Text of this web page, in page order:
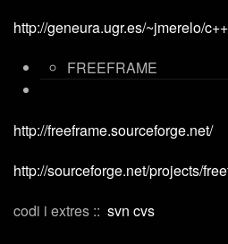
http://geneura.ugr.es/~jmerelo/
FREEFRAME
http://freeframe.sourceforge.net/
http://sourceforge.net/projects/
codi i extres :: svn cvs